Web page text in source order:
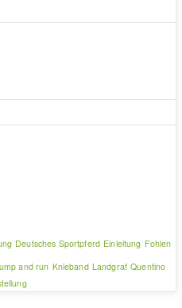
Deutsches Sportpferd Einleitung Fohlen
and run Knieband Landgraf Quentino